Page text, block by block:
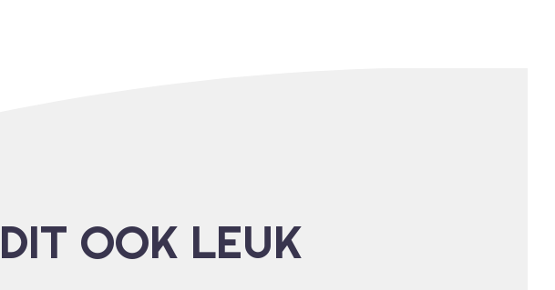
OOK LEUK